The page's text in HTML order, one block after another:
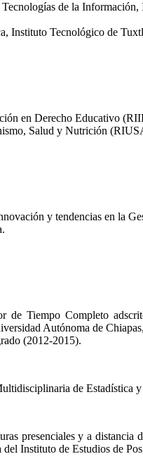
de la
Instituto Tecnológico de
en Derecho Educativo
Salud y Nutrición
y tendencias en la
de Tiempo Completo
Autónoma de
(2012-2015).
de Estadística
presenciales y a distancia
Instituto de Estudios de